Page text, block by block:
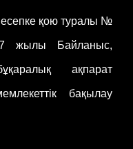
есепке қою туралы №
жылы Байланыс,
ақпарат
бақылау